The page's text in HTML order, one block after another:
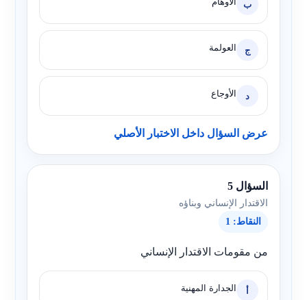
ب
ج العولمة
د الأوجاع
عرض السؤال داخل الاختبار الأصلي
السؤال 5
الاقتدار الإنساني وبناؤه
النقاط: 1
من مقومات الاقتدار الإنساني
أ الجدارة المهنية